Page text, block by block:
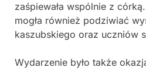
zaśpiewała wspólnie z
mogła również podziwiać
kaszubskiego oraz uczniów
Wydarzenie było także